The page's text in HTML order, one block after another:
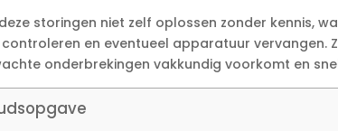
storingen niet zelf oplossen zonder kennis,
controleren en eventueel apparatuur vervangen.​
onderbrekingen vakkundig voorkomt en